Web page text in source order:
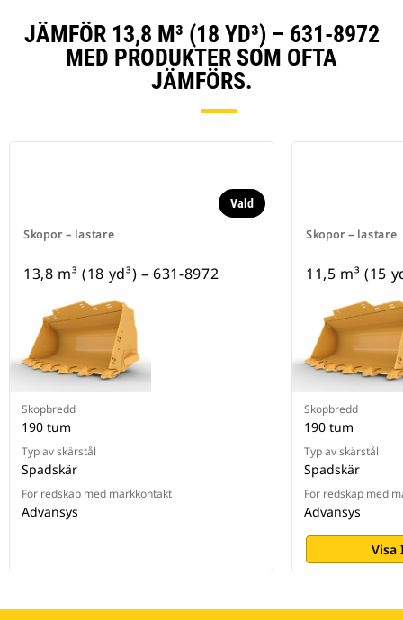
JÄMFÖR 13,8 M³ (18 YD³) – 631-8972
MED PRODUKTER SOM OFTA
JÄMFÖRS.
Skopor – lastare
Vald
13,8 m³ (18 yd³) – 631-8972
Skopbredd
190 tum
Typ av skärstål
Spadskär
För redskap med markkontakt
Advansys
Skopor – lastare
11,5 m³ (15
Skopbredd
190 tum
Typ av skärstål
Spadskär
För redskap med
Advansys
Visa